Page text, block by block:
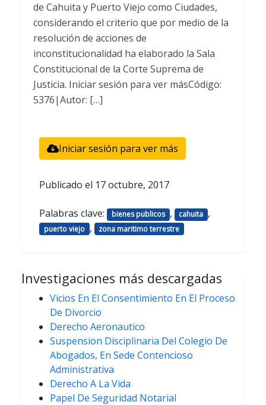
de Cahuita y Puerto Viejo como Ciudades,
considerando el criterio que por medio de la
resolución de acciones de
inconstitucionalidad ha elaborado la Sala
Constitucional de la Corte Suprema de
Justicia. Iniciar sesión para ver másCódigo:
5376|Autor: […]
Iniciar sesión para ver más
Publicado el 17 octubre, 2017
Palabras clave: bienes publicos , cahuita ,
puerto viejo , zona maritimo terrestre
Investigaciones más descargadas
Vicios En El Consentimiento En El Proceso
De Divorcio
Derecho Aeronautico
Suspension Disciplinaria Del Colegio De
Abogados, En Sede Contencioso
Administrativa
Derecho A La Vida
Papel De Seguridad Notarial